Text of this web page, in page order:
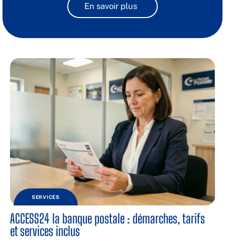
En savoir plus
SERVICES
ACCESS24 la banque postale : démarches, tarifs
et services inclus